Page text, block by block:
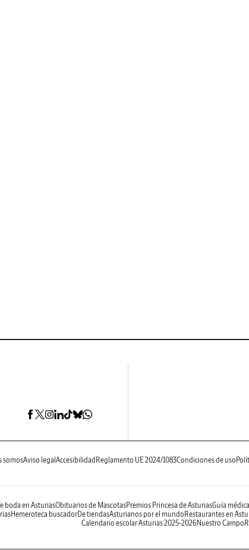
somosAviso legal Accesibilidad Reglamento UE 2024/1083Condiciones de uso
boda en AsturiasObituarios de MascotasPremios Princesa de AsturiasGuía
Hemeroteca buscadorDe tiendasAsturianos por el mundo Restaurantes en
Calendario escolar Asturias 2025-2026Nuestro Campo